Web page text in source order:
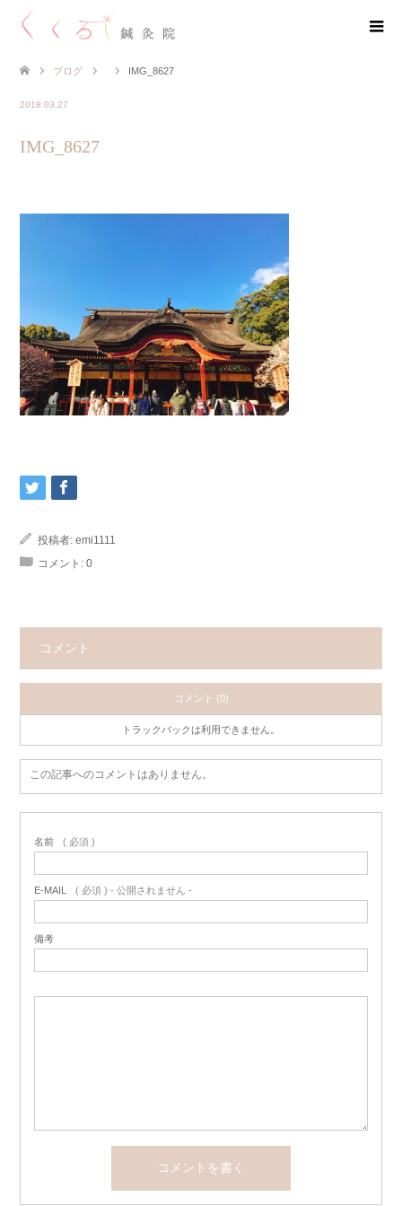
ブログ IMG_8627
2018.03.27
IMG_8627
投稿者: emi1111
コメント: 0
コメント
コメント (0)
トラックバックは利用できません。
この記事へのコメントはありません。
名前 ( 必須 )
E-MAIL ( 必須 ) - 公開されません -
備考